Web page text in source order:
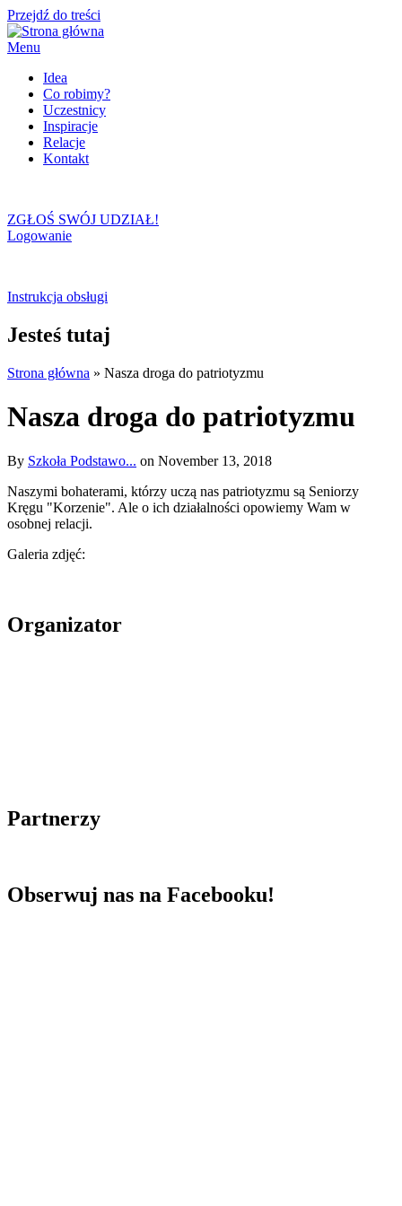
Przejdź do treści
Menu
Idea
Co robimy?
Uczestnicy
Inspiracje
Relacje
Kontakt
ZGŁOŚ SWÓJ UDZIAŁ!
Logowanie
Instrukcja obsługi
Jesteś tutaj
Strona główna » Nasza droga do patriotyzmu
Nasza droga do patriotyzmu
By Szkoła Podstawo... on November 13, 2018
Naszymi bohaterami, którzy uczą nas patriotyzmu są Seniorzy
Kręgu "Korzenie". Ale o ich działalności opowiemy Wam w
osobnej relacji.
Galeria zdjęć:
Organizator
Partnerzy
Obserwuj nas na Facebooku!